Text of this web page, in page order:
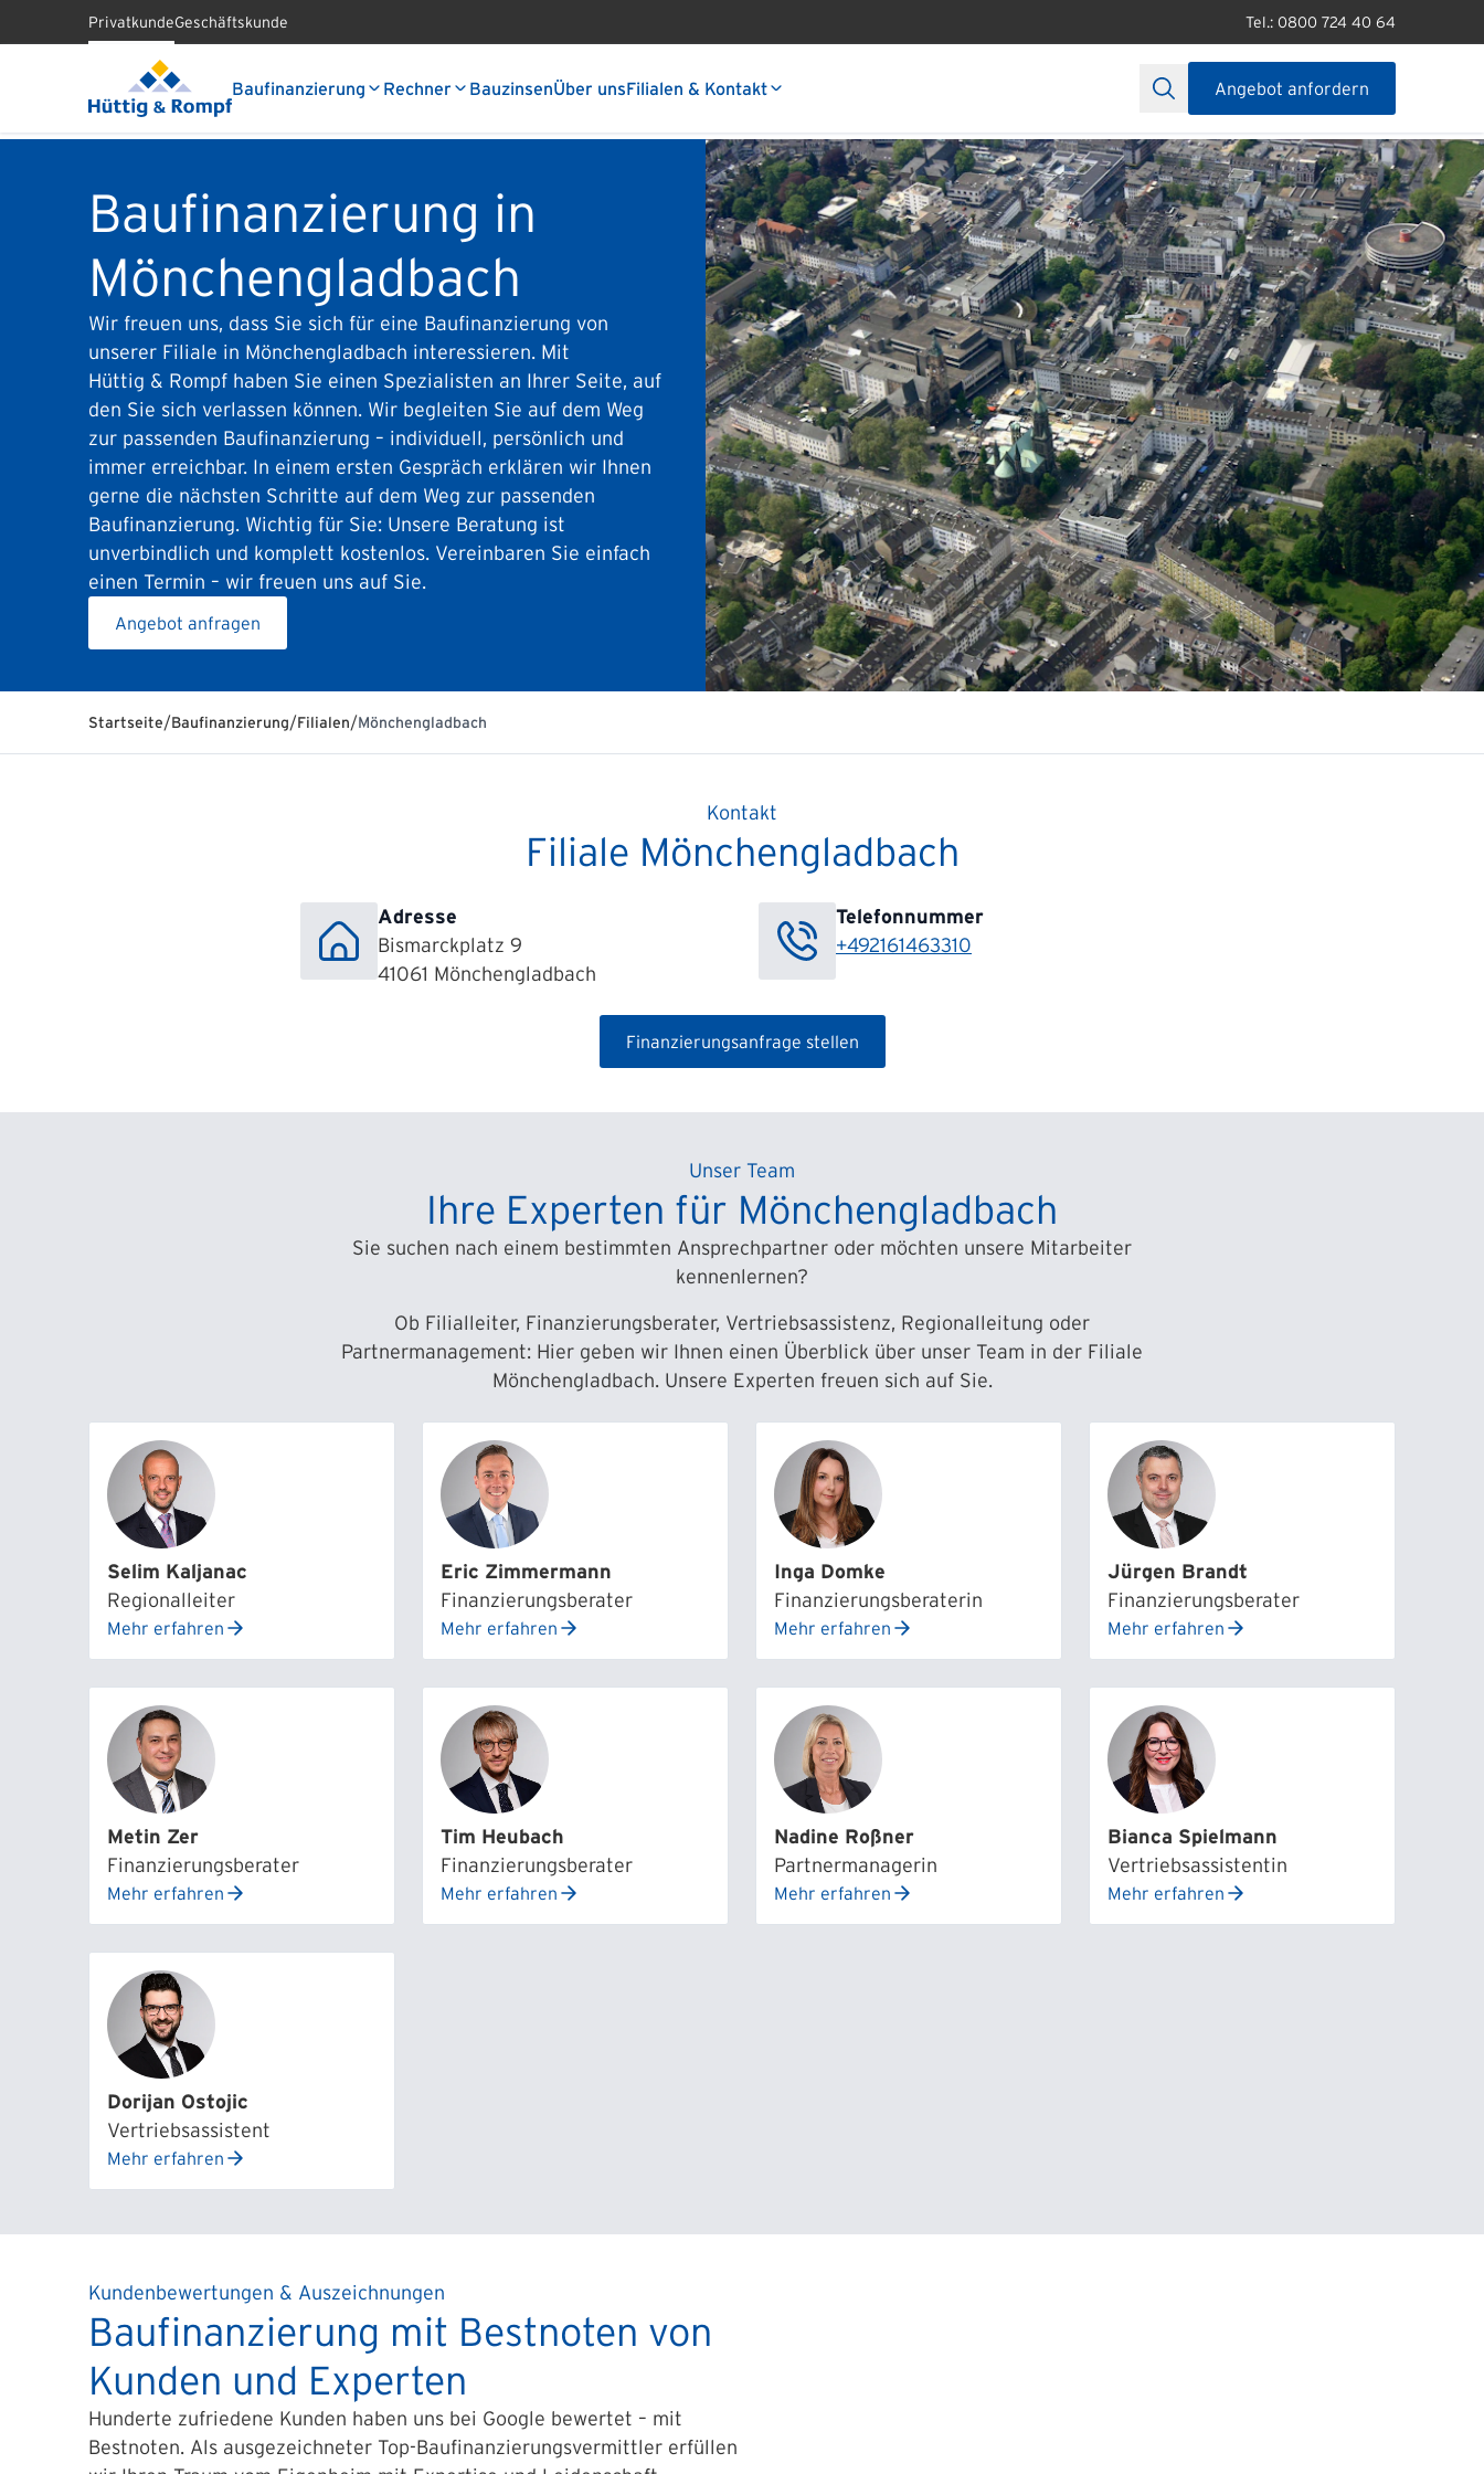
PrivatkundeGeschäftskunde Tel.: 0800 724 40 64
Baufinanzierung Rechner BauzinsenÜber unsFilialen & Kontakt Angebot anfordern
Baufinanzierung in
Mönchengladbach
Wir freuen uns, dass Sie sich für eine Baufinanzierung von
unserer Filiale in Mönchengladbach interessieren. Mit
Hüttig & Rompf haben Sie einen Spezialisten an Ihrer Seite, auf
den Sie sich verlassen können. Wir begleiten Sie auf dem Weg
zur passenden Baufinanzierung – individuell, persönlich und
immer erreichbar. In einem ersten Gespräch erklären wir Ihnen
gerne die nächsten Schritte auf dem Weg zur passenden
Baufinanzierung. Wichtig für Sie: Unsere Beratung ist
unverbindlich und komplett kostenlos. Vereinbaren Sie einfach
einen Termin – wir freuen uns auf Sie.
Angebot anfragen
Startseite/Baufinanzierung/Filialen/Mönchengladbach
Kontakt
Filiale Mönchengladbach
Adresse
Bismarckplatz 9
41061 Mönchengladbach
Telefonnummer
+492161463310
Finanzierungsanfrage stellen
Unser Team
Ihre Experten für Mönchengladbach
Sie suchen nach einem bestimmten Ansprechpartner oder möchten unsere Mitarbeiter
kennenlernen?
Ob Filialleiter, Finanzierungsberater, Vertriebsassistenz, Regionalleitung oder
Partnermanagement: Hier geben wir Ihnen einen Überblick über unser Team in der Filiale
Mönchengladbach. Unsere Experten freuen sich auf Sie.
Selim Kaljanac
Regionalleiter
Mehr erfahren
Eric Zimmermann
Finanzierungsberater
Mehr erfahren
Inga Domke
Finanzierungsberaterin
Mehr erfahren
Jürgen Brandt
Finanzierungsberater
Mehr erfahren
Metin Zer
Finanzierungsberater
Mehr erfahren
Tim Heubach
Finanzierungsberater
Mehr erfahren
Nadine Roßner
Partnermanagerin
Mehr erfahren
Bianca Spielmann
Vertriebsassistentin
Mehr erfahren
Dorijan Ostojic
Vertriebsassistent
Mehr erfahren
Kundenbewertungen & Auszeichnungen
Baufinanzierung mit Bestnoten von
Kunden und Experten
Hunderte zufriedene Kunden haben uns bei Google bewertet – mit
Bestnoten. Als ausgezeichneter Top-Baufinanzierungsvermittler erfüllen